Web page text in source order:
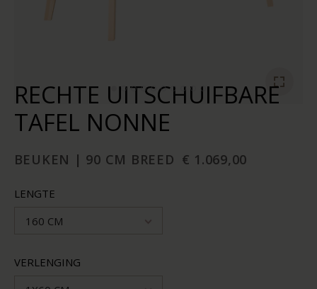
RECHTE UITSCHUIFBARE
TAFEL NONNE
BEUKEN | 90 CM BREED € 1.069,00
LENGTE
160 CM
VERLENGING